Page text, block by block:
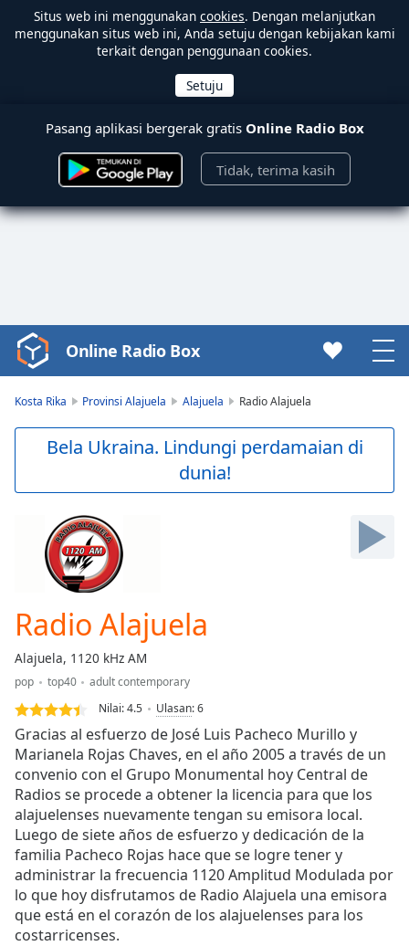
Situs web ini menggunakan cookies. Dengan melanjutkan
menggunakan situs web ini, Anda setuju dengan kebijakan kami
terkait dengan penggunaan cookies.
Pasang aplikasi bergerak gratis Online Radio Box
Tidak, terima kasih
Video
Player
Skip
Forward
Current
Loaded:
0.00%
Stream
Type
LIVE
Seek to
live,
currently
behind
liveLIVE
Remaining
Time-
Playback
Rate
Online Radio Box
Kosta Rika Provinsi Alajuela Alajuela Radio Alajuela
Bela Ukraina. Lindungi perdamaian di
dunia!
Radio Alajuela
Alajuela, 1120 kHz AM
pop top40
adult contemporary
Nilai:4.5 Ulasan:6
Gracias al esfuerzo de José Luis Pacheco Murillo y
Marianela Rojas Chaves, en el año 2005 a través de un
convenio con el Grupo Monumental hoy Central de
Radios se procede a obtener la licencia para que los
alajuelenses nuevamente tengan su emisora local.
Luego de siete años de esfuerzo y dedicación de la
familia Pacheco Rojas hace que se logre tener y
administrar la frecuencia 1120 Amplitud Modulada por
lo que hoy disfrutamos de Radio Alajuela una emisora
que está en el corazón de los alajuelenses para los
costarricenses.